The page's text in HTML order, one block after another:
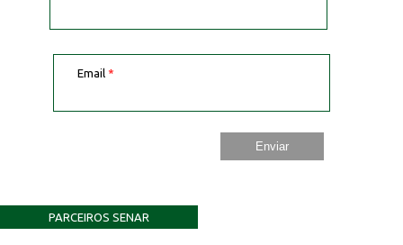
Email *
PARCEIROS SENAR